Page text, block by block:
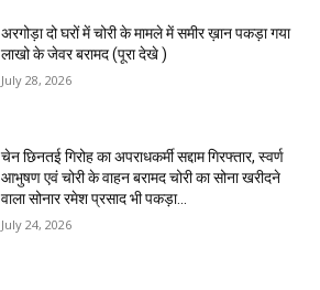
अरगोड़ा दो घरों में चोरी के मामले में समीर ख़ान पकड़ा गया
लाखो के जेवर बरामद (पूरा देखे )
July 28, 2026
चेन छिनतई गिरोह का अपराधकर्मी सद्दाम गिरफ्तार, स्वर्ण
आभुषण एवं चोरी के वाहन बरामद चोरी का सोना खरीदने
वाला सोनार रमेश प्रसाद भी पकड़ा...
July 24, 2026